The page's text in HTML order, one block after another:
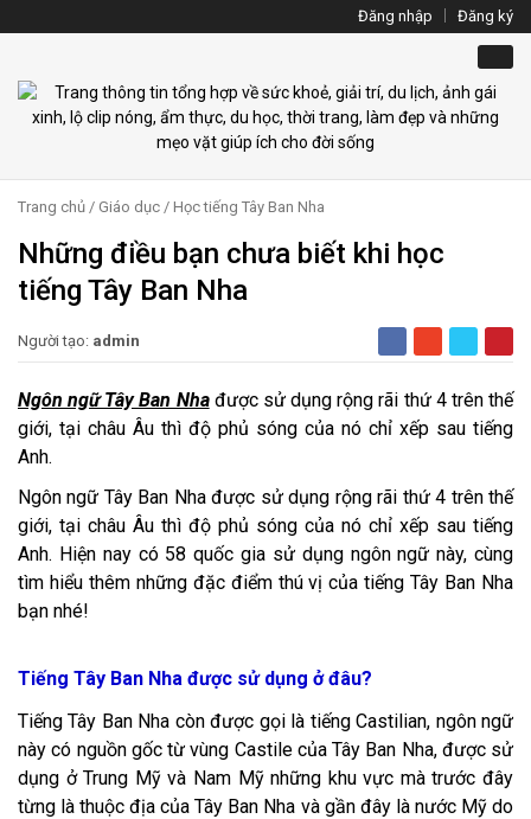
Đăng nhập Đăng ký
Trang chủ / Giáo dục / Học tiếng Tây Ban Nha
Những điều bạn chưa biết khi học
tiếng Tây Ban Nha
Người tạo: admin
Ngôn ngữ Tây Ban Nhađược sử dụng rộng rãi thứ 4 trên thế
giới, tại châu Âu thì độ phủ sóng của nó chỉ xếp sau tiếng
Anh.
Ngôn ngữ Tây Ban Nha được sử dụng rộng rãi thứ 4 trên thế
giới, tại châu Âu thì độ phủ sóng của nó chỉ xếp sau tiếng
Anh. Hiện nay có 58 quốc gia sử dụng ngôn ngữ này, cùng
tìm hiểu thêm những đặc điểm thú vị của tiếng Tây Ban Nha
bạn nhé!
Tiếng Tây Ban Nha được sử dụng ở đâu?
Tiếng Tây Ban Nha còn được gọi là tiếng Castilian, ngôn ngữ
này có nguồn gốc từ vùng Castile của Tây Ban Nha, được sử
dụng ở Trung Mỹ và Nam Mỹ những khu vực mà trước đây
từng là thuộc địa của Tây Ban Nha và gần đây là nước Mỹ do